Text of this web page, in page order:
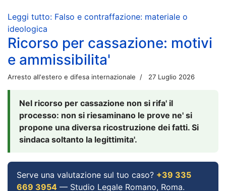
Leggi tutto: Falso e contraffazione: materiale o
ideologica
Ricorso per cassazione: motivi
e ammissibilita'
Arresto all'estero e difesa internazionale 27 Luglio 2026
Nel ricorso per cassazione non si rifa' il
processo: non si riesaminano le prove ne' si
propone una diversa ricostruzione dei fatti. Si
sindaca soltanto la legittimita'.
Serve una valutazione sul tuo caso? +39 335
669 3954 — Studio Legale Romano, Roma.